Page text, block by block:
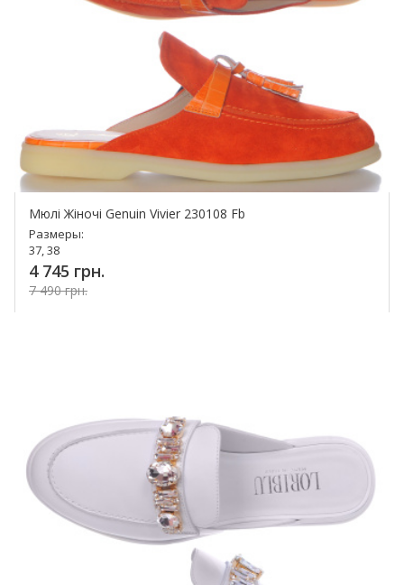
Мюлі Жіночі Genuin Vivier 230108 Fb
Размеры:
37, 38
4 745 грн.
7 490 грн.